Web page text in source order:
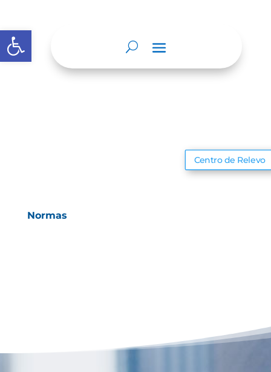
Abrir barra de herramientas
Centro de Relevo
Normas